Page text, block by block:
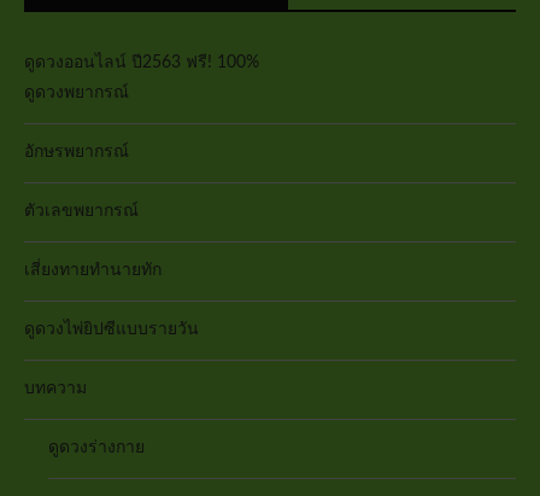
ดูดวงออนไลน์ ปี2563 ฟรี! 100%
ดูดวงพยากรณ์
อักษรพยากรณ์
ตัวเลขพยากรณ์
เสี่ยงทายทำนายทัก
ดูดวงไพ่ยิปซีแบบรายวัน
บทความ
ดูดวงร่างกาย